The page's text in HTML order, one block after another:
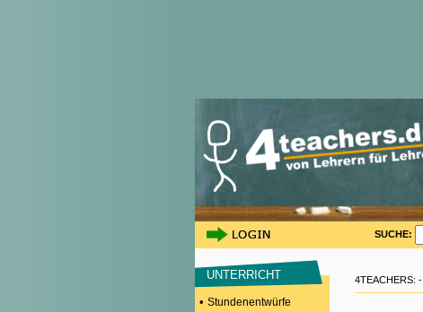
SUCHE:
UNTERRICHT
• Stundenentwürfe
4TEACHERS: -